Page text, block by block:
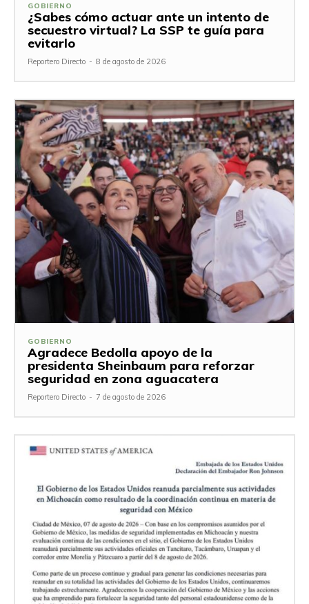
GOBIERNO
¿Sabes cómo actuar ante un intento de
secuestro virtual? La SSP te guía para
evitarlo
Reportero Directo - 8 de agosto de 2026
GOBIERNO
Agradece Bedolla apoyo de la
presidenta Sheinbaum para reforzar
seguridad en zona aguacatera
Reportero Directo - 7 de agosto de 2026